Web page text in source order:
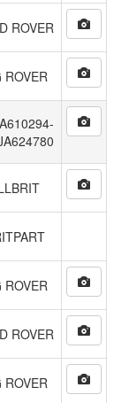
ROVER
ROVER
ROVER
ROVER
ROVER